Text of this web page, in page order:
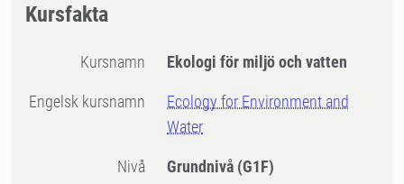
Kursfakta
Kursnamn Ekologi för miljö och vatten
Engelsk kursnamn
Ecology for Environment and
Water
Nivå Grundnivå (G1F)